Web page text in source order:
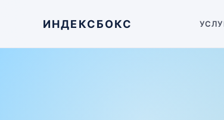
ИНДЕКСБОКС